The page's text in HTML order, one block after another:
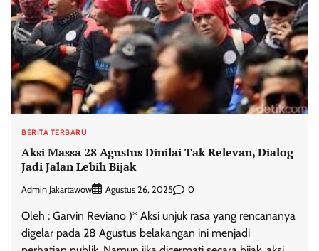
BERITA TERBARU
Aksi Massa 28 Agustus Dinilai Tak Relevan, Dialog
Jadi Jalan Lebih Bijak
Admin Jakartawow Agustus 26, 2025 0
Oleh : Garvin Reviano )* Aksi unjuk rasa yang rencananya
digelar pada 28 Agustus belakangan ini menjadi